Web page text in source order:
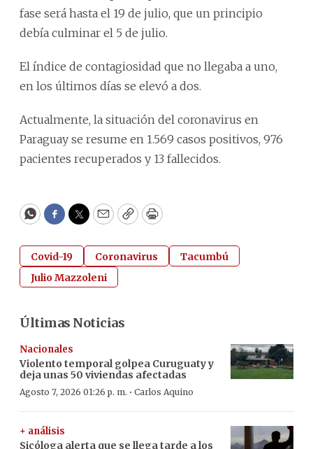
fase será hasta el 19 de julio, que un principio
debía culminar el 5 de julio.
El índice de contagiosidad que no llegaba a uno,
en los últimos días se elevó a dos.
Actualmente, la situación del coronavirus en
Paraguay se resume en 1.569 casos positivos, 976
pacientes recuperados y 13 fallecidos.
WhatsApp
Facebook
Twitter
EmailCopyPrint
Covid-19 Coronavirus
Tacumbú
Julio Mazzoleni
Últimas Noticias
Nacionales
Violento temporal golpea Curuguaty y
deja unas 50 viviendas afectadas
Agosto 7, 2026 01:26 p. m. · Carlos Aquino
+ análisis
Sicóloga alerta que se llega tarde a los